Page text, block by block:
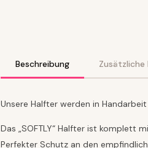
Beschreibung
Unsere Halfter werden in
Das „SOFTLY“ Halfter ist komplett
Perfekter Schutz an den